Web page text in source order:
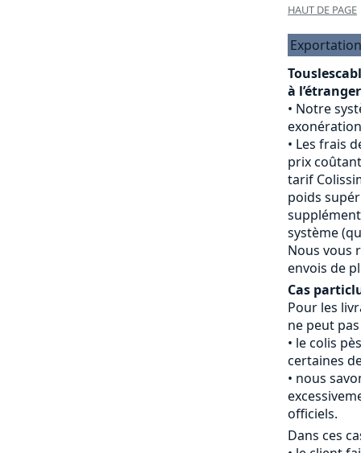
HAUT DE PAGE
à
Notre
Les frais
prix
tarif
poids
système
Nous vous
envois de
Cas
Pour les
ne peut
le colis
certaines
nous
officiels.
Dans ces